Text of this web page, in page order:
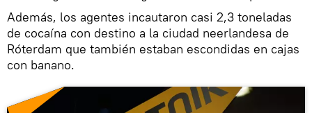
Además, los agentes incautaron casi 2,3 toneladas
de cocaína con destino a la ciudad neerlandesa de
Róterdam que también estaban escondidas en cajas
con banano.